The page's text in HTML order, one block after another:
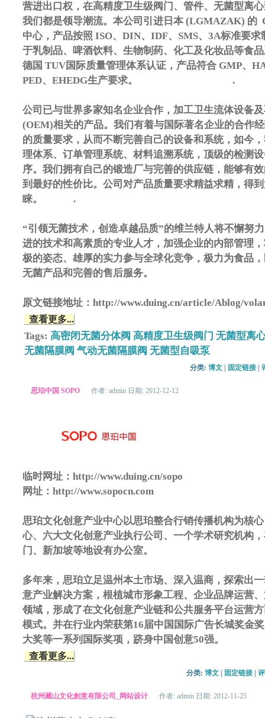
营进出口权，在高精度卫生级阀门、管件、无菌型离
我们都是领导潮流。本公司引进日本 (LGMAZAK) 的
中心，产品按照 ISO、DIN、IDF、SMS、3A标准要求
于乳制品、啤酒饮料、生物制药、化工及化妆品等食
德国 TUV国际质量管理体系认证，产品符合 GMP、
PED、EHEDG生产要求。 .
公司已与世界多家知名企业合作，加工卫生流体设备
(OEM)相关的产品。我们有着与国际著名企业的合作
的质量要求，从而不断完善自己的设备和系统，如今
理体系、订单管理系统、材料追溯系统，顶级的检测
序。我们拥有自己的锻造厂与完善的供应链，能够有
到最好的性价比。公司对产品质量要求精益求精，得
睐。 .
“引领无菌技术，创造卓越品质”的维兰特人将不懈努
进的技术和高素质的专业人才，加强企业的内部管理
极的姿态、雄厚的实力参与全球化竞争，极力为食品
无菌产品和完善的售后服务。
原文链接地址：http://www.duing.cn/article/Ablog/
查看更多...
Tags: 高密闭无菌分体阀 高精度卫生级阀门 无菌型离
无菌隔膜阀 气动无菌隔膜阀 无菌型自吸泵
分类: 博文 固定链接
思珀中国 SOPO 作者: admin 日期: 2012-12-12
临时网址：http://www.duing.cn/sopo
网址：http://www.sopocn.com
思珀文化创意产业中心以思珀整合行销传播机构为核
心、六大文化创意产业执行公司、一个学术研究机构
门、新加坡等地设有办公室。
多年来，思珀立足温州本土市场、深入温商，探索出
意产业解决方案，根植城市形象工程、企业品牌运营
领域，形成了在文化创意产业链和公共服务平台运营
模式。并在行业内荣获第16届中国国际广告长城奖金
大奖等一系列国际奖项，跻身中国创意50强。
查看更多...
分类: 博文 固定链接
杭州藏山文化創意有限公司_网站设计 作者: admin 日期: 2012-11-25